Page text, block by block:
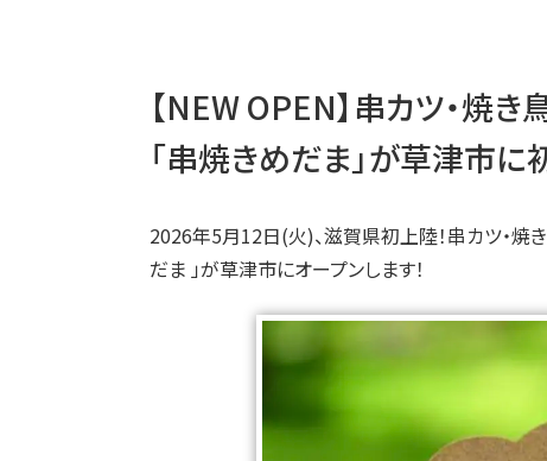
【NEW OPEN】串カツ・焼
「串焼きめだま」が草津市に
2026年5月12日(火)、滋賀県初上陸！串カツ・焼
だま 」が草津市にオープンします！